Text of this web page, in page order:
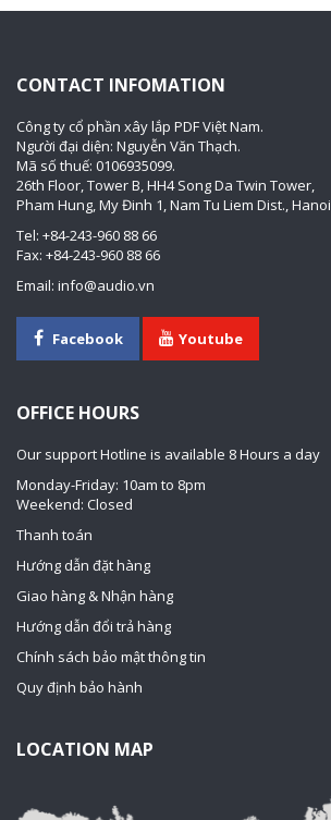
CONTACT INFOMATION
Công ty cổ phần xây lắp PDF Việt Nam.
Người đại diện: Nguyễn Văn Thạch.
Mã số thuế: 0106935099.
26th Floor, Tower B, HH4 Song Da Twin Tower,
Pham Hung, My Đinh 1, Nam Tu Liem Dist., Hanoi
Tel: +84-243-960 88 66
Fax: +84-243-960 88 66
Email: info@audio.vn
Facebook Youtube
OFFICE HOURS
Our support Hotline is available 8 Hours a day
Monday-Friday: 10am to 8pm
Weekend: Closed
Thanh toán
Hướng dẫn đặt hàng
Giao hàng & Nhận hàng
Hướng dẫn đổi trả hàng
Chính sách bảo mật thông tin
Quy định bảo hành
LOCATION MAP